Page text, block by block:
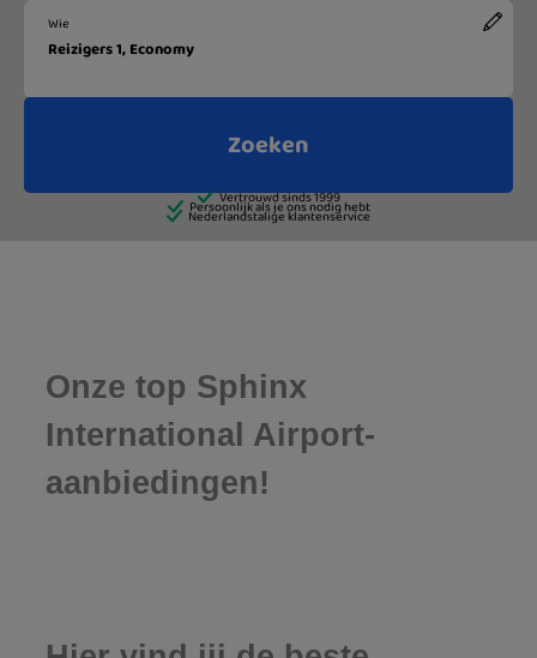
Onze top Sphinx
International Airport-
aanbiedingen!